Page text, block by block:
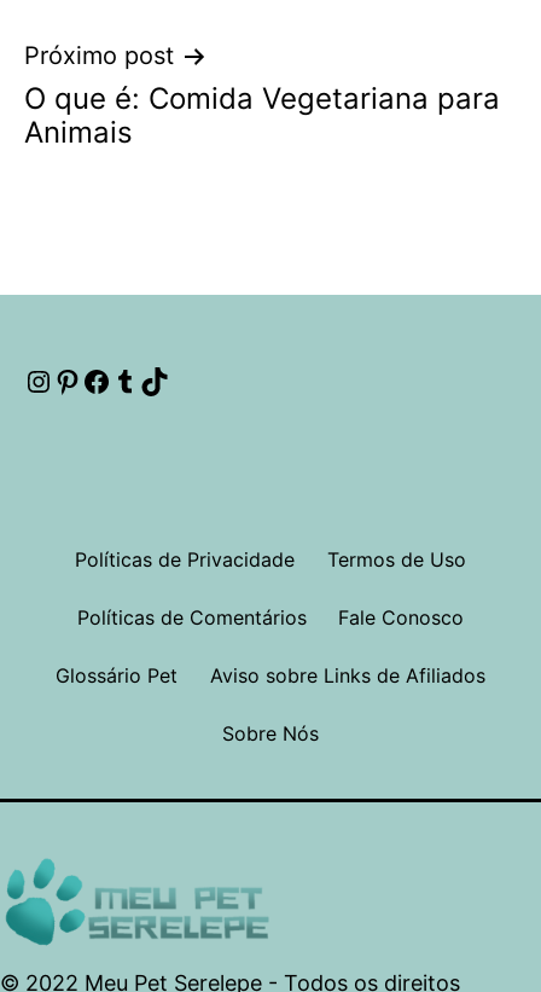
Próximo post
O que é: Comida Vegetariana para
Animais
Instagram
Pinterest
Facebook
Tumblr
Políticas de Privacidade Termos de Uso
Políticas de Comentários Fale Conosco
Glossário Pet Aviso sobre Links de Afiliados
Sobre Nós
© 2022 Meu Pet Serelepe - Todos os direitos